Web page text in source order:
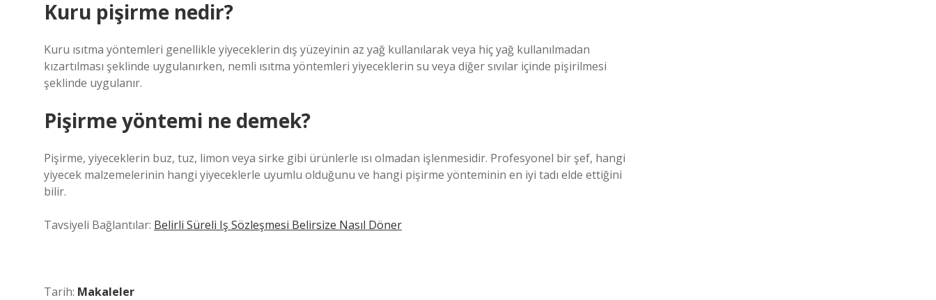
Kuru pişirme nedir?
Kuru ısıtma yöntemleri genellikle yiyeceklerin dış yüzeyinin az yağ kullanılarak veya hiç yağ kullanılmadan
kızartılması şeklinde uygulanırken, nemli ısıtma yöntemleri yiyeceklerin su veya diğer sıvılar içinde pişirilmesi
şeklinde uygulanır.
Pişirme yöntemi ne demek?
Pişirme, yiyeceklerin buz, tuz, limon veya sirke gibi ürünlerle ısı olmadan işlenmesidir. Profesyonel bir şef, hangi
yiyecek malzemelerinin hangi yiyeceklerle uyumlu olduğunu ve hangi pişirme yönteminin en iyi tadı elde ettiğini
bilir.
Tavsiyeli Bağlantılar: Belirli Süreli Iş Sözleşmesi Belirsize Nasıl Döner
Tarih: Makaleler